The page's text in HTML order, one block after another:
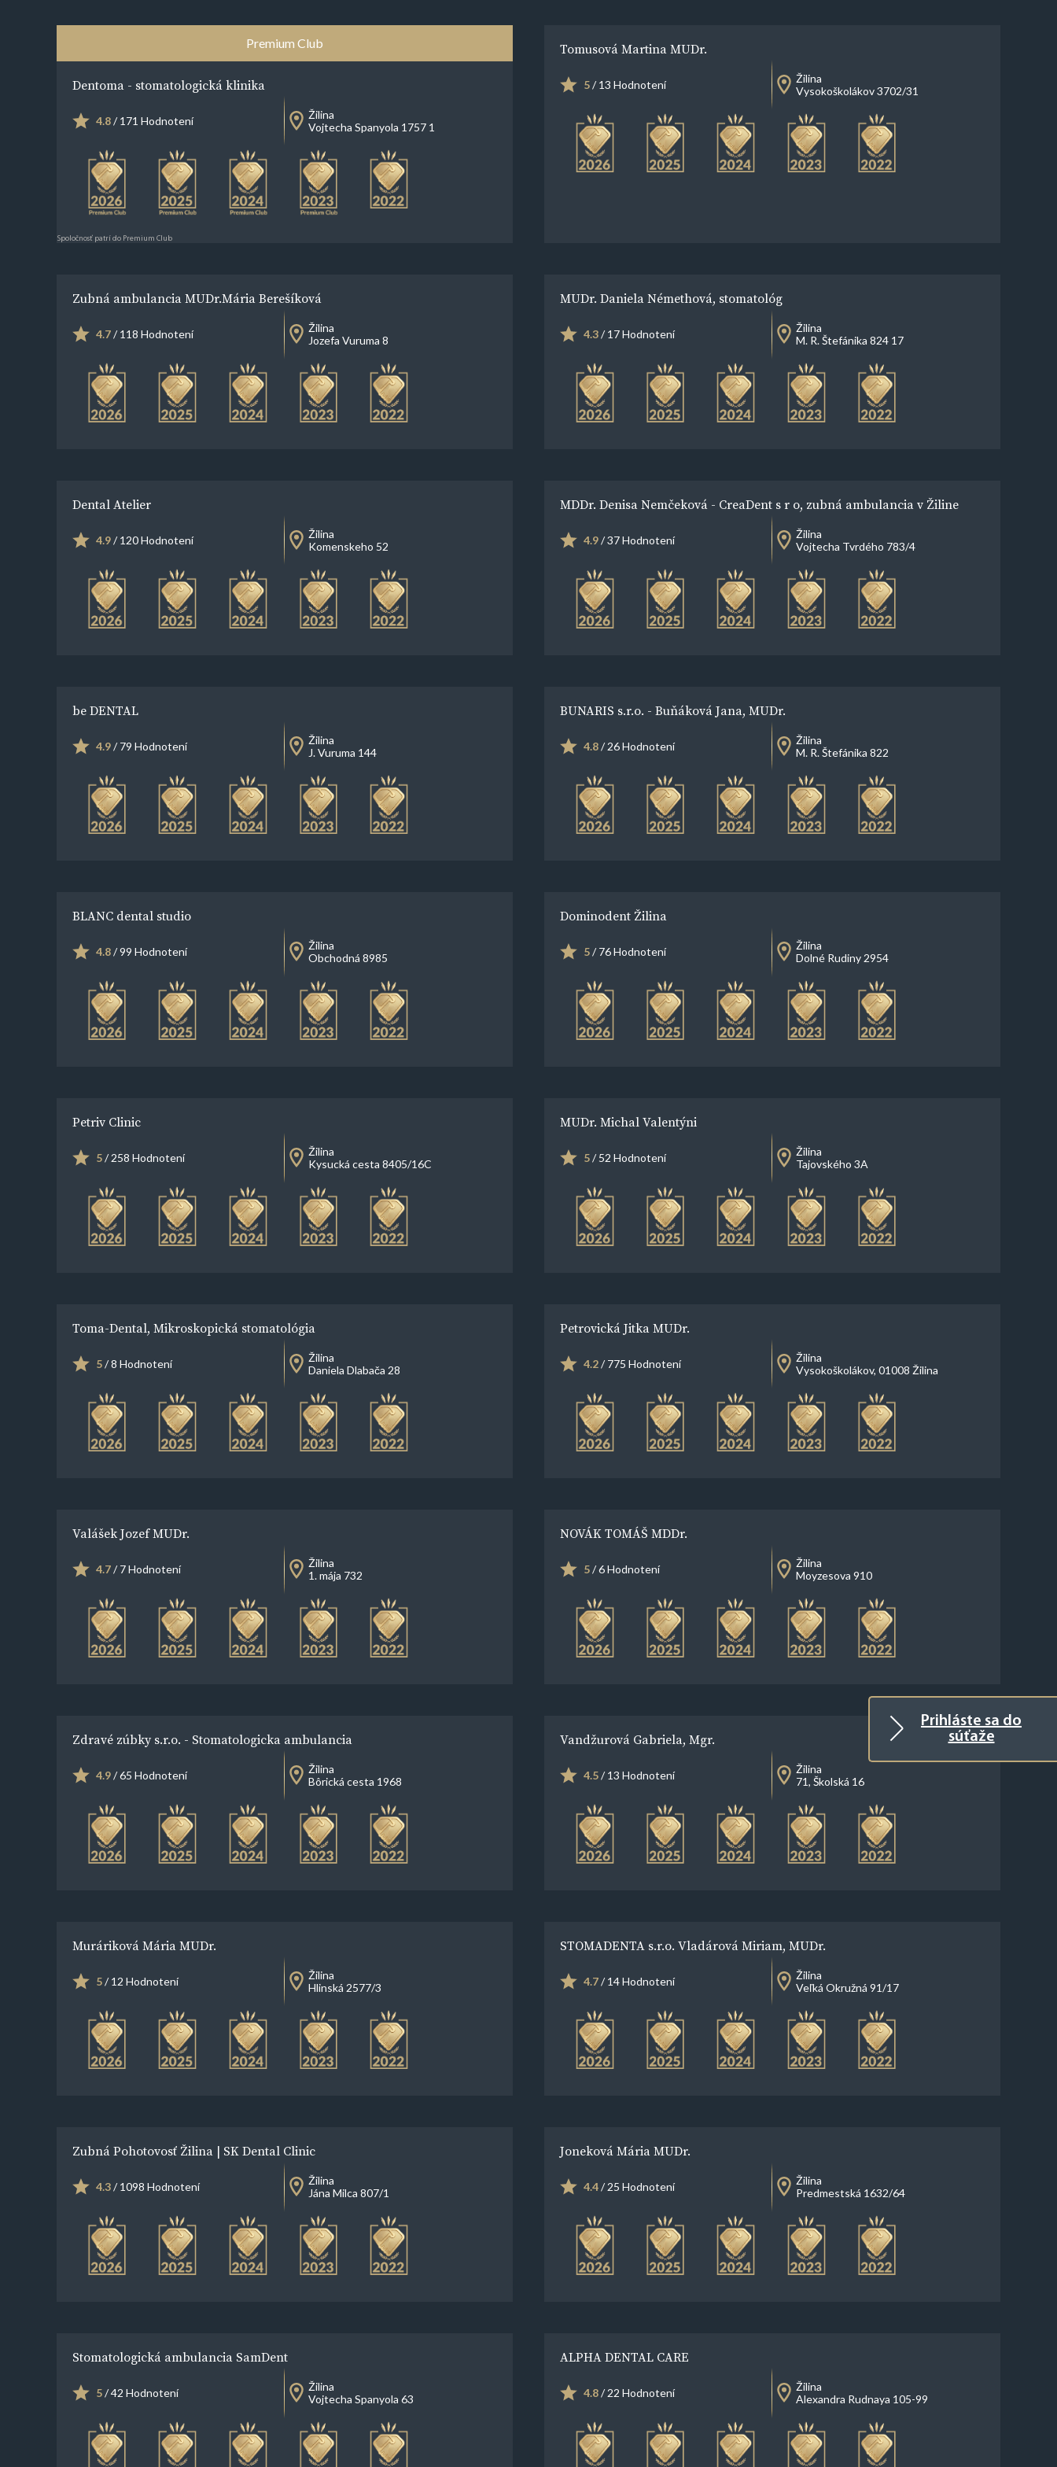
Prihláste sa do
súťaže
Premium Club
Dentoma - stomatologická klinika
4.8/ 171 Hodnotení
Žilina
Vojtecha Spanyola 1757 1
Spoločnosť patrí do Premium Club
Tomusová Martina MUDr.
5/ 13 Hodnotení
Žilina
Vysokoškolákov 3702/31
Zubná ambulancia MUDr.Mária Berešíková
4.7/ 118 Hodnotení
Žilina
Jozefa Vuruma 8
MUDr. Daniela Némethová, stomatológ
4.3/ 17 Hodnotení
Žilina
M. R. Štefánika 824 17
Dental Atelier
4.9/ 120 Hodnotení
Žilina
Komenskeho 52
MDDr. Denisa Nemčeková - CreaDent s r o, zubná ambulancia v Žiline
4.9/ 37 Hodnotení
Žilina
Vojtecha Tvrdého 783/4
be DENTAL
4.9/ 79 Hodnotení
Žilina
J. Vuruma 144
BUNARIS s.r.o. - Buňáková Jana, MUDr.
4.8/ 26 Hodnotení
Žilina
M. R. Štefánika 822
BLANC dental studio
4.8/ 99 Hodnotení
Žilina
Obchodná 8985
Dominodent Žilina
5/ 76 Hodnotení
Žilina
Dolné Rudiny 2954
Petriv Clinic
5/ 258 Hodnotení
Žilina
Kysucká cesta 8405/16C
MUDr. Michal Valentýni
5/ 52 Hodnotení
Žilina
Tajovského 3A
Toma-Dental, Mikroskopická stomatológia
5/ 8 Hodnotení
Žilina
Daniela Dlabača 28
Petrovická Jitka MUDr.
4.2/ 775 Hodnotení
Žilina
Vysokoškolákov, 01008 Žilina
Valášek Jozef MUDr.
4.7/ 7 Hodnotení
Žilina
1. mája 732
NOVÁK TOMÁŠ MDDr.
5/ 6 Hodnotení
Žilina
Moyzesova 910
Zdravé zúbky s.r.o. - Stomatologicka ambulancia
4.9/ 65 Hodnotení
Žilina
Bôrická cesta 1968
Vandžurová Gabriela, Mgr.
4.5/ 13 Hodnotení
Žilina
71, Školská 16
Muráriková Mária MUDr.
5/ 12 Hodnotení
Žilina
Hlinská 2577/3
STOMADENTA s.r.o. Vladárová Miriam, MUDr.
4.7/ 14 Hodnotení
Žilina
Veľká Okružná 91/17
Zubná Pohotovosť Žilina | SK Dental Clinic
4.3/ 1098 Hodnotení
Žilina
Jána Milca 807/1
Joneková Mária MUDr.
4.4/ 25 Hodnotení
Žilina
Predmestská 1632/64
Stomatologická ambulancia SamDent
5/ 42 Hodnotení
Žilina
Vojtecha Spanyola 63
ALPHA DENTAL CARE
4.8/ 22 Hodnotení
Žilina
Alexandra Rudnaya 105-99